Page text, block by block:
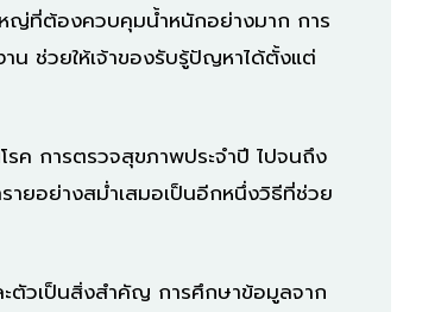
หญ่ที่ต้องควบคุมน้ำหนักอย่างมาก การ
ช่วยให้เจ้าของรับรู้ปัญหาได้ตั้งแต่
ค การตรวจสุขภาพประจำปี ไปจนถึง
ายอย่างสม่ำเสมอเป็นอีกหนึ่งวิธีที่ช่วย
ตัวเป็นสิ่งสำคัญ การศึกษาข้อมูลจาก